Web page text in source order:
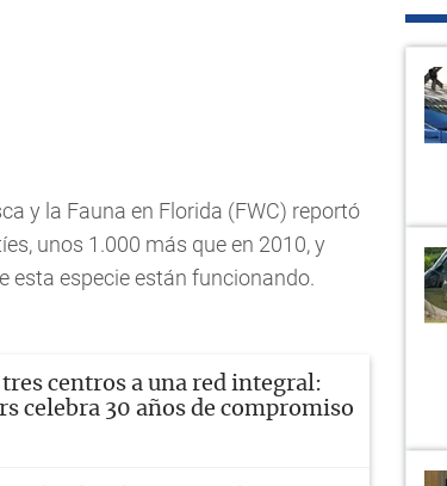
y la Fauna en Florida (FWC) reportó
unos 1.000 más que en 2010, y
esta especie están funcionando.
tres centros a una red integral:
celebra 30 años de compromiso